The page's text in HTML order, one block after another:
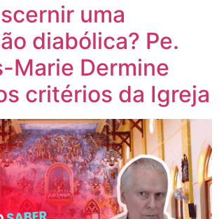
uma
diabólica? Pe.
Marie Dermine
critérios da Igreja